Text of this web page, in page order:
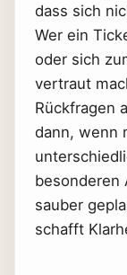
dass sich
Wer ein
oder sich
vertraut
Rückfragen
dann, wenn
besonderen
sauber
schafft